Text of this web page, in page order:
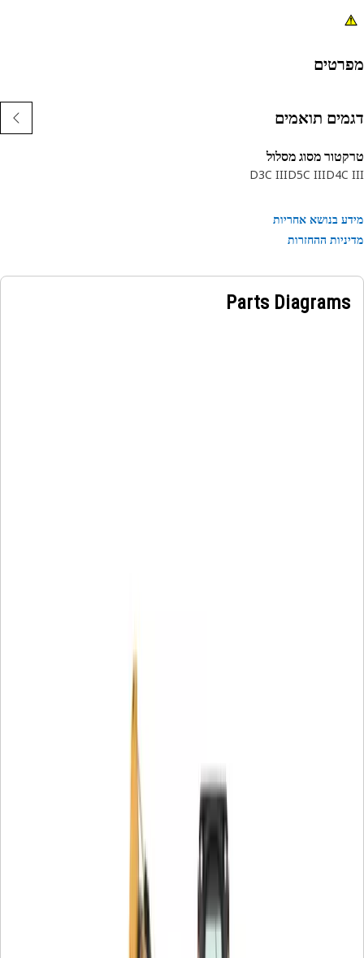
תואמים
מסוג מסלול
D5C III
D3C III
בנושא אחריות
ההחזרות
Parts Diagrams